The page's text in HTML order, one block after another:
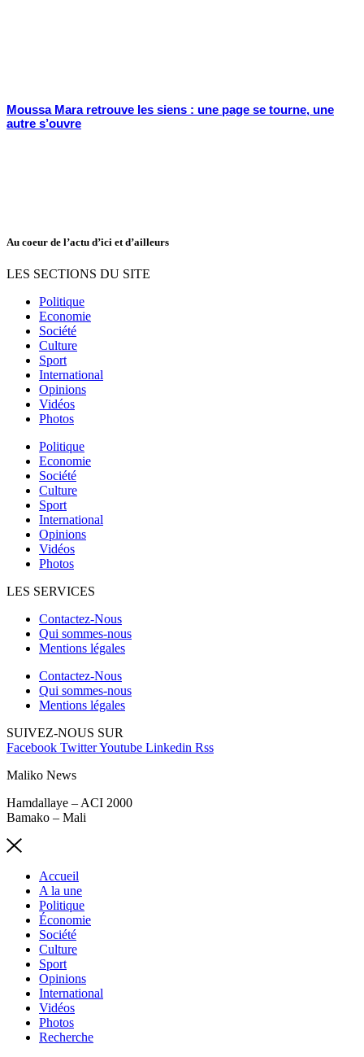
Moussa Mara retrouve les siens : une page se tourne, une
autre s’ouvre
Au coeur de l’actu d’ici et d’ailleurs
LES SECTIONS DU SITE
Politique
Economie
Société
Culture
Sport
International
Opinions
Vidéos
Photos
Politique
Economie
Société
Culture
Sport
International
Opinions
Vidéos
Photos
LES SERVICES
Contactez-Nous
Qui sommes-nous
Mentions légales
Contactez-Nous
Qui sommes-nous
Mentions légales
SUIVEZ-NOUS SUR
Facebook TwitterYoutube Linkedin Rss
Maliko News
Hamdallaye – ACI 2000
Bamako – Mali
Accueil
A la une
Politique
Économie
Société
Culture
Sport
Opinions
International
Vidéos
Photos
Recherche